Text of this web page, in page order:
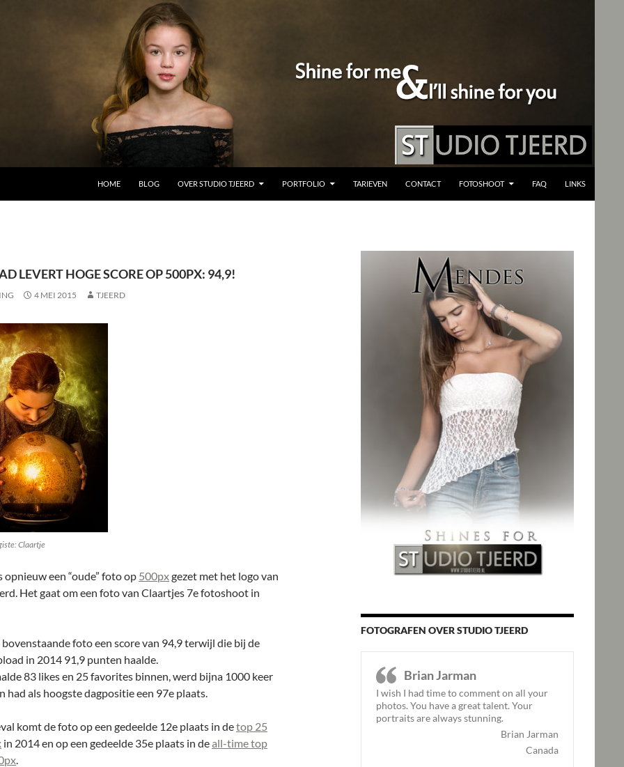
HOME
BLOG OVER STUDIO TJEERD PORTFOLIO TARIEVEN CONTACT FOTOSHOOT FAQ LINKS
LEVERT HOGE SCORE OP 500PX: 94,9!
4 MEI 2015 TJEERD
Claartje
opnieuw een “oude” foto op 500pxgezet met het logo van
Het gaat om een foto van Claartjes 7e fotoshoot in
bovenstaande foto een score van 94,9 terwijl die bij de
in 2014 91,9 punten haalde.
83 likes en 25 favorites binnen, werd bijna 1000 keer
had als hoogste dagpositie een 97e plaats.
komt de foto op een gedeelde 12e plaats in detop 25
in 2014 en op een gedeelde 35e plaats in deall-time top
.
FOTOGRAFEN OVER STUDIO TJEERD
Brian Jarman
I wish I had time to comment on all your
photos. You have a great talent. Your
portraits are always stunning.
Brian Jarman
Canada